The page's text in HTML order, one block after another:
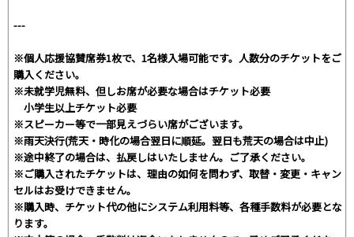
---
※個人応援協賛席券1枚で、1名様入場可能です。人数分のチケットをご
購入ください。
※未就学児無料、但しお席が必要な場合はチケット必要
小学生以上チケット必要
※スピーカー等で一部見えづらい席がございます。
※雨天決行(荒天・時化の場合翌日に順延。翌日も荒天の場合は中止)
※途中終了の場合は、払戻しはいたしません。ご了承ください。
※ご購入されたチケットは、理由の如何を問わず、取替・変更・キャン
セルはお受けできません。
※購入時、チケット代の他にシステム利用料等、各種手数料が必要とな
ります。